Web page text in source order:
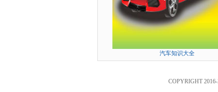
汽车知识大全
COPYRIGHT